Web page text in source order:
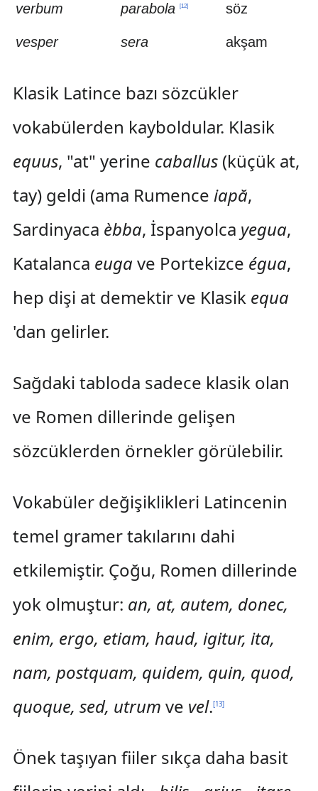
verbum parabola [12] söz
vesper sera akşam
Klasik Latince bazı sözcükler
vokabülerden kayboldular. Klasik
equus, "at" yerine caballus(küçük at,
tay) geldi (ama Rumence iapă,
Sardinyaca èbba, İspanyolca yegua,
Katalanca euga ve Portekizce égua,
hep dişi at demektir ve Klasik equa
'dan gelirler.
Sağdaki tabloda sadece klasik olan
ve Romen dillerinde gelişen
sözcüklerden örnekler görülebilir.
Vokabüler değişiklikleri Latincenin
temel gramer takılarını dahi
etkilemiştir. Çoğu, Romen dillerinde
yok olmuştur: an, at, autem, donec,
enim, ergo, etiam, haud, igitur, ita,
nam, postquam, quidem, quin, quod,
quoque, sed, utrum ve vel.[13]
Önek taşıyan fiiler sıkça daha basit